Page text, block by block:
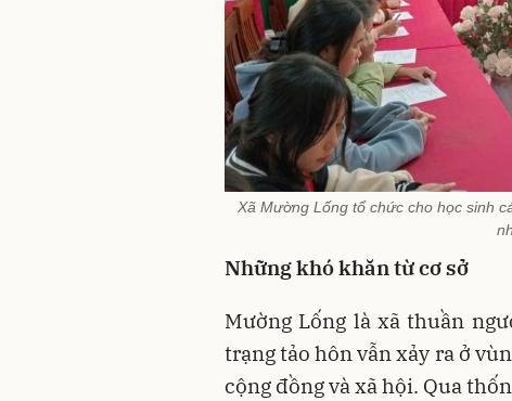
Xã Mường Lống tổ chức cho học sinh
Những khó khăn từ cơ sở
Mường Lống là xã thuần
trạng tảo hôn vẫn xảy ra ở
cộng đồng và xã hội. Qua